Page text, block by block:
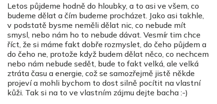
Letos půjdeme hodně do hloubky, a to asi ve všem, co
budeme dělat a čím budeme procházet. Jako asi takhle,
v podstatě bysme neměli dělat nic, co nebude mít
smysl, nebo nám ho to nebude dávat. Vesmír tim chce
říct, že si máme fakt dobře rozmyslet, do čeho půjdem a
do čeho ne, protože když budem dělat něco, co nechcem
nebo nám nebude sedět, bude to fakt velká, ale velká
ztráta času a energie, což se samozřejmě jistě někde
projeví a mohli bychom to dost silně pocítit na vlastní
kůži. Tak si na to ve vlastním zájmu dejte bacha :-)